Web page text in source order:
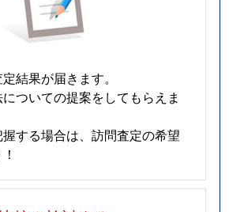
結果が届きます。
ついての提案をしてもらえま
する場合は、訪問査定の希望